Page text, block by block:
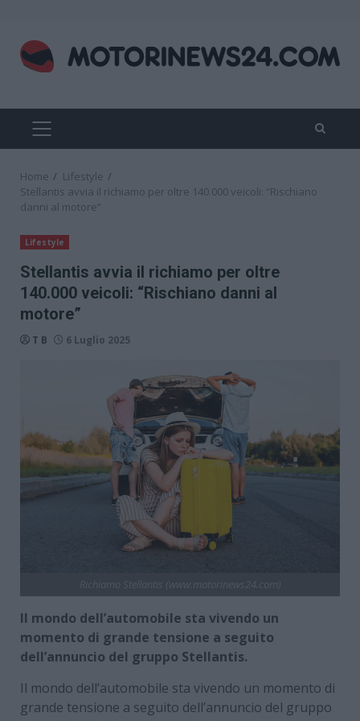
content
PRIMARY
MENU
Home
Lifestyle
Stellantis avvia il richiamo per oltre 140.000 veicoli: “Rischiano
danni al motore”
Lifestyle
Stellantis avvia il richiamo per oltre
140.000 veicoli: “Rischiano danni al
motore”
T B 6 Luglio 2025
Il mondo dell’automobile sta vivendo un
momento di grande tensione a seguito
dell’annuncio del gruppo Stellantis.
Il mondo dell’automobile sta vivendo un momento di
grande tensione a seguito dell’annuncio del gruppo